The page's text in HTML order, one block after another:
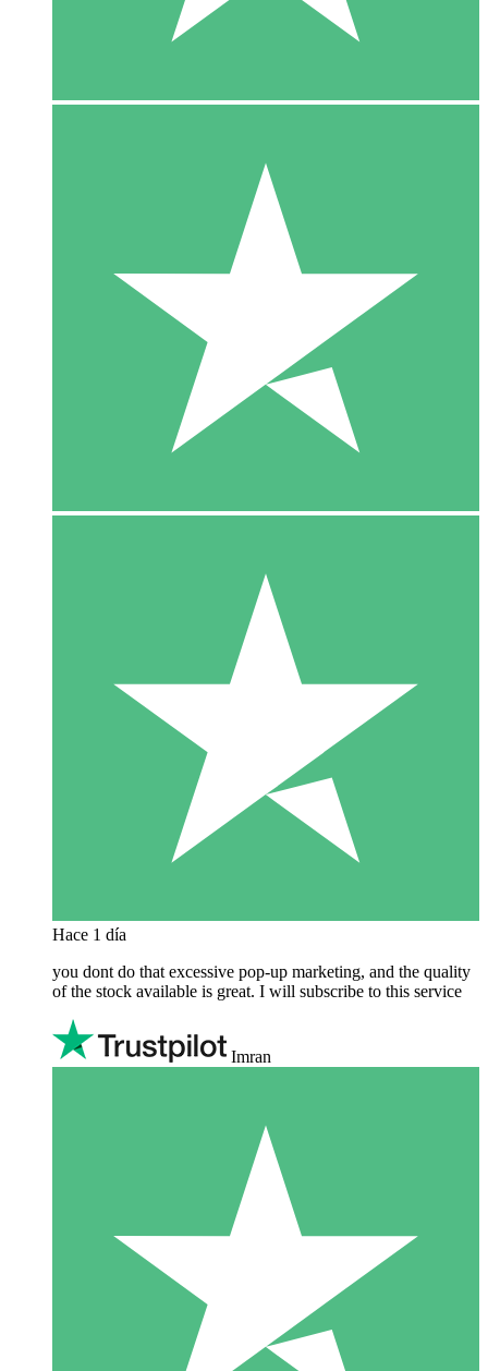
Hace 1 día
you dont do that excessive pop-up marketing, and the quality
of the stock available is great. I will subscribe to this service
Imran